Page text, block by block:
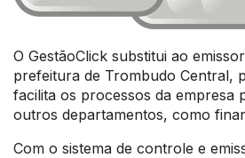
O GestãoClick substitui ao
prefeitura de Trombudo Central,
facilita os processos da empresa
outros departamentos, como
Com o sistema de controle e